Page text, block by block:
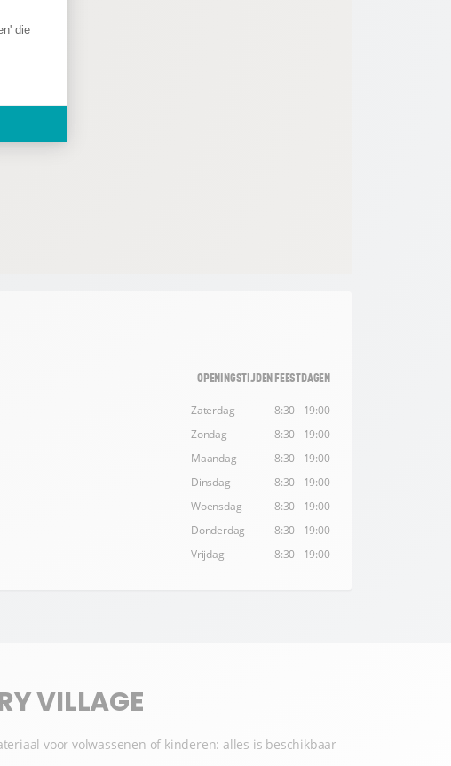
OPENINGSTIJDEN FEESTDAGEN
Zaterdag
8:30 - 19:00
Zondag
8:30 - 19:00
Maandag
8:30 - 19:00
Dinsdag
8:30 - 19:00
Woensdag
8:30 - 19:00
Donderdag
8:30 - 19:00
Vrijdag
8:30 - 19:00
VILLAGE
voor volwassenen of kinderen: alles is beschikbaar